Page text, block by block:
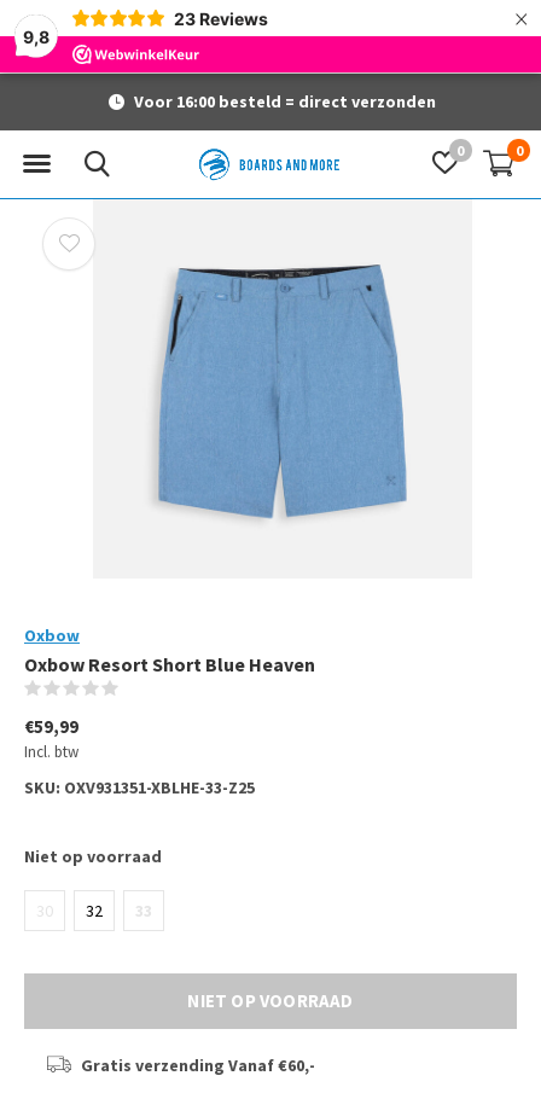
9,8
23 Reviews ×
0 0
Voor 16:00 besteld = direct verzonden
Oxbow
Oxbow Resort Short Blue Heaven
€59,99
Incl. btw
SKU: OXV931351-XBLHE-33-Z25
Niet op voorraad
30 32 33
NIET OP VOORRAAD
Gratis verzending Vanaf €60,-